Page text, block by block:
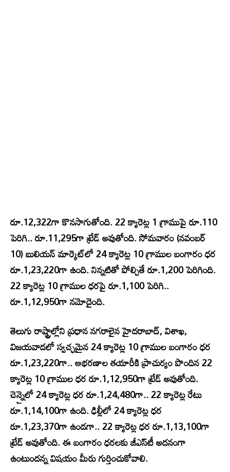
రూ.12,322గా కొనసాగుతోంది. 22 క్యారెట్ల 1 గ్రాముపై రూ.110
పెరిగి.. రూ.11,295గా ట్రేడ్ అవుతోంది. సోమవారం (నవంబర్
10) బులియన్ మార్కెట్‌లో 24 క్యారెట్ల 10 గ్రాముల బంగారం ధర
రూ.1,23,220గా ఉంది. నిన్నటితో పోల్చితే రూ.1,200 పెరిగింది.
22 క్యారెట్ల 10 గ్రాముల ధరపై రూ.1,100 పెరిగి..
రూ.1,12,950గా నమోదైంది.
తెలుగు రాష్ట్రాల్లోని ప్రధాన నగరాలైన హైదరాబాద్‌, విశాఖ,
విజయవాడలో స్వచ్ఛమైన 24 క్యారెట్ల 10 గ్రాముల బంగారం ధర
రూ.1,23,220గా.. ఆభరణాల తయారీకి ప్రాచుర్యం పొందిన 22
క్యారెట్ల 10 గ్రాముల ధర రూ.1,12,950గా ట్రేడ్ అవుతోంది.
చెన్నైలో 24 క్యారెట్ల ధర రూ.1,24,480గా.. 22 క్యారెట్ల రేటు
రూ.1,14,100గా ఉంది. ఢిల్లీలో 24 క్యారెట్ల ధర
రూ.1,23,370గా ఉండగా.. 22 క్యారెట్ల ధర రూ.1,13,100గా
ట్రేడ్ అవుతోంది. ఈ బంగారం ధరలకు జీఎస్‌టీ అదనంగా
ఉంటుందన్న విషయం మీరు గుర్తించుకోవాలి.